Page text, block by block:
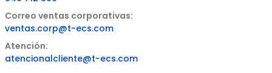
Correo ventas corporativas:
ventas.corp@t-ecs.com
Atención:
atencionalcliente@t-ecs.com